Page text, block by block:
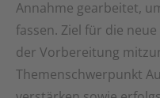
Annahme gearbeitet,
fassen. Ziel für die
der Vorbereitung
Themenschwerpunkt